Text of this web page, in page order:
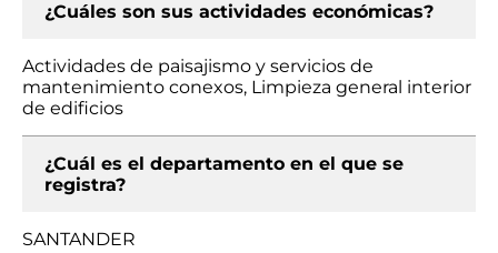
¿Cuáles son sus actividades económicas?
Actividades de paisajismo y servicios de
mantenimiento conexos, Limpieza general interior
de edificios
¿Cuál es el departamento en el que se
registra?
SANTANDER